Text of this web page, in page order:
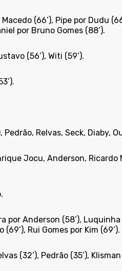
(66’), Pipe por Dudu
por Bruno Gomes (88’).
(56’), Witi (59’).
Pedrão, Relvas, Seck, Diaby,
Jocu, Anderson, Ricardo
por Anderson (58’), Luquinha
Rui Gomes por Kim (69’).
(32’), Pedrão (35’),